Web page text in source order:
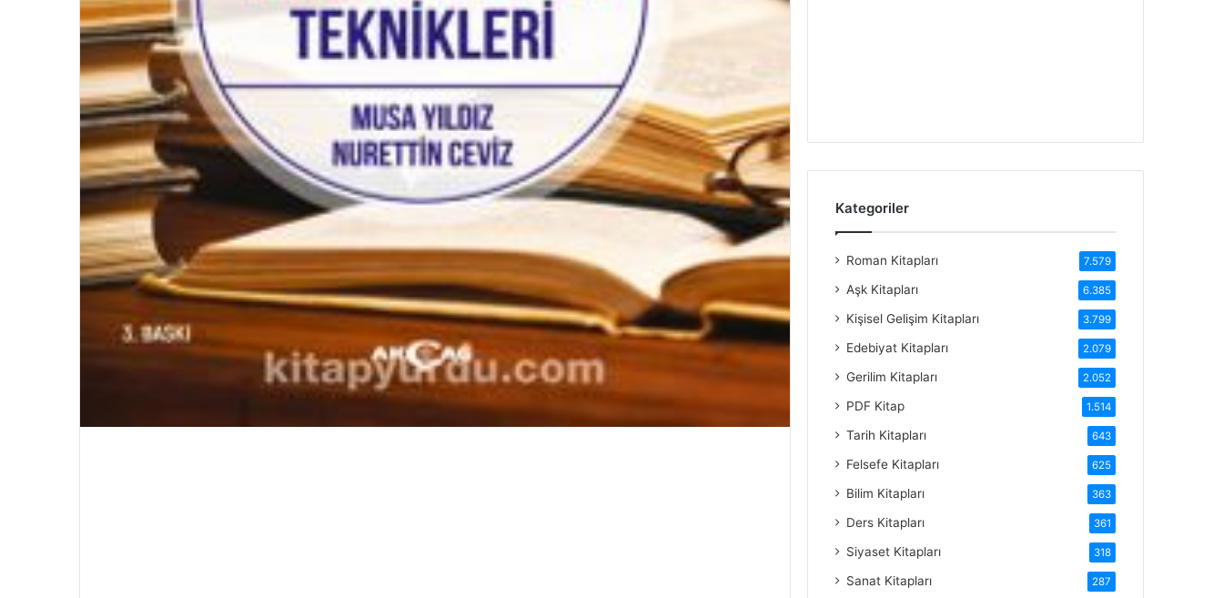
Kategoriler
Roman Kitapları 7.579
Aşk Kitapları 6.385
Kişisel Gelişim Kitapları 3.799
Edebiyat Kitapları 2.079
Gerilim Kitapları 2.052
PDF Kitap 1.514
Tarih Kitapları 643
Felsefe Kitapları 625
Bilim Kitapları 363
Ders Kitapları 361
Siyaset Kitapları 318
Sanat Kitapları 287